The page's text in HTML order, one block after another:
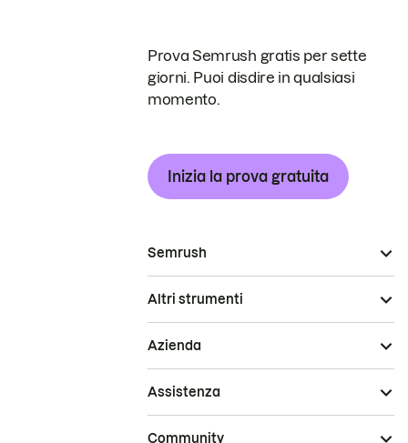
Prova Semrush gratis per sette
giorni. Puoi disdire in qualsiasi
momento.
Inizia la prova gratuita
Semrush
Altri strumenti
Azienda
Assistenza
Community